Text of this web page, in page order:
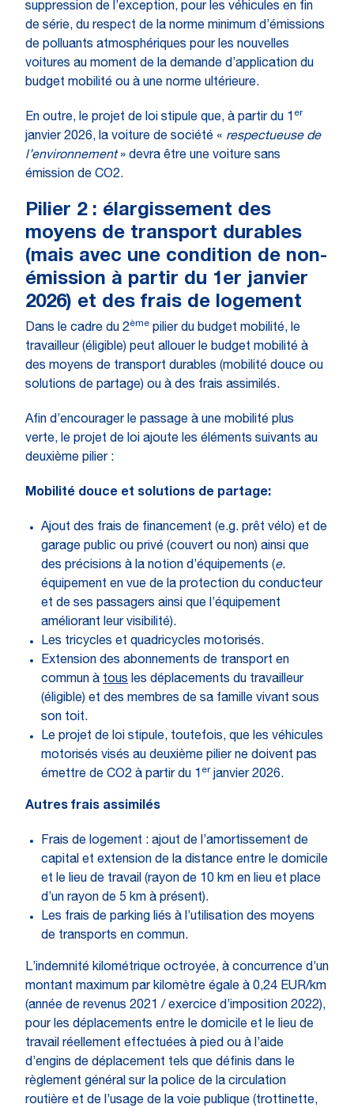
suppression de l’exception, pour les véhicules en fin
de série, du respect de la norme minimum d’émissions
de polluants atmosphériques pour les nouvelles
voitures au moment de la demande d’application du
budget mobilité ou à une norme ultérieure.
En outre, le projet de loi stipule que, à partir du 1 er
janvier 2026, la voiture de société « respectueuse de
l’environnement» devra être une voiture sans
émission de CO2.
Pilier 2 : élargissement des
moyens de transport durables
(mais avec une condition de non-
émission à partir du 1er janvier
2026) et des frais de logement
Dans le cadre du 2ème pilier du budget mobilité, le
travailleur (éligible) peut allouer le budget mobilité à
des moyens de transport durables (mobilité douce ou
solutions de partage) ou à des frais assimilés.
Afin d’encourager le passage à une mobilité plus
verte, le projet de loi ajoute les éléments suivants au
deuxième pilier :
Mobilité douce et solutions de partage:
Ajout des frais de financement (e.g. prêt vélo) et de
garage public ou privé (couvert ou non) ainsi que
des précisions à la notion d’équipements (e.
équipement en vue de la protection du conducteur
et de ses passagers ainsi que l’équipement
améliorant leur visibilité).
Les tricycles et quadricycles motorisés.
Extension des abonnements de transport en
commun à tous les déplacements du travailleur
(éligible) et des membres de sa famille vivant sous
son toit.
Le projet de loi stipule, toutefois, que les véhicules
motorisés visés au deuxième pilier ne doivent pas
émettre de CO2 à partir du 1 er janvier 2026.
Autres frais assimilés
Frais de logement : ajout de l’amortissement de
capital et extension de la distance entre le domicile
et le lieu de travail (rayon de 10 km en lieu et place
d’un rayon de 5 km à présent).
Les frais de parking liés à l’utilisation des moyens
de transports en commun.
L’indemnité kilométrique octroyée, à concurrence d’un
montant maximum par kilomètre égale à 0,24 EUR/km
(année de revenus 2021 / exercice d’imposition 2022),
pour les déplacements entre le domicile et le lieu de
travail réellement effectuées à pied ou à l’aide
d’engins de déplacement tels que définis dans le
règlement général sur la police de la circulation
routière et de l’usage de la voie publique (trottinette,